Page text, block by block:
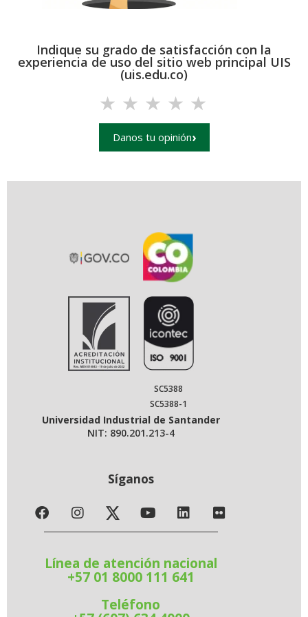
Indique su grado de satisfacción con la
experiencia de uso del sitio web principal UIS
(uis.edu.co)